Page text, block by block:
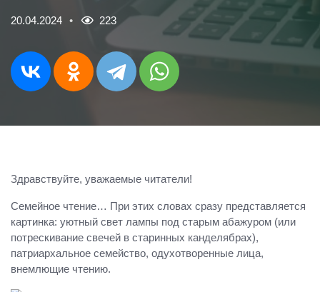
20.04.2024 223
Здравствуйте, уважаемые читатели!
Семейное чтение… При этих словах сразу представляется
картинка: уютный свет лампы под старым абажуром (или
потрескивание свечей в старинных канделябрах),
патриархальное семейство, одухотворенные лица,
внемлющие чтению.